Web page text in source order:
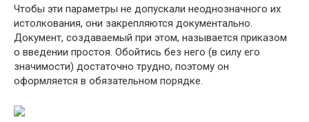
Чтобы эти параметры не допускали неоднозначного их
истолкования, они закрепляются документально.
Документ, создаваемый при этом, называется приказом
о введении простоя. Обойтись без него (в силу его
значимости) достаточно трудно, поэтому он
оформляется в обязательном порядке.